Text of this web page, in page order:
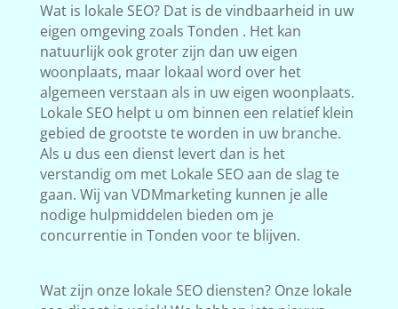
Wat is lokale SEO? Dat is de vindbaarheid in uw
eigen omgeving zoals Tonden . Het kan
natuurlijk ook groter zijn dan uw eigen
woonplaats, maar lokaal word over het
algemeen verstaan als in uw eigen woonplaats.
Lokale SEO helpt u om binnen een relatief klein
gebied de grootste te worden in uw branche.
Als u dus een dienst levert dan is het
verstandig om met Lokale SEO aan de slag te
gaan. Wij van VDMmarketing kunnen je alle
nodige hulpmiddelen bieden om je
concurrentie in Tonden voor te blijven.
Wat zijn onze lokale SEO diensten? Onze lokale